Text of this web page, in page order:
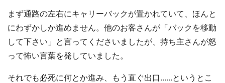
まず通路の左右にキャリーバックが置かれていて、ほんと
にわずかしか進めません。他のお客さんが「バックを移動
して下さい」と言ってくださいましたが、持ち主さんが怒
って怖い言葉を発していました。
それでも必死に何とか進み、もう直ぐ出口......というとこ